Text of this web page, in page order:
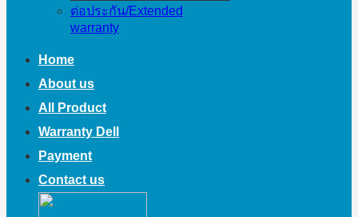
ต่อประกัน/Extended
warranty
Home
About us
All Product
Warranty Dell
Payment
Contact us